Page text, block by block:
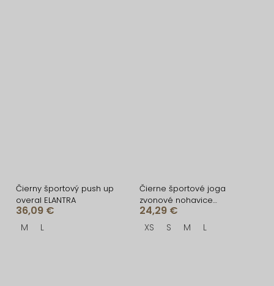
Čierny športový push up
overal ELANTRA
36,09 €
M L
Čierne športové joga
zvonové nohavice
ZAHIRU
24,29 €
XS S M L